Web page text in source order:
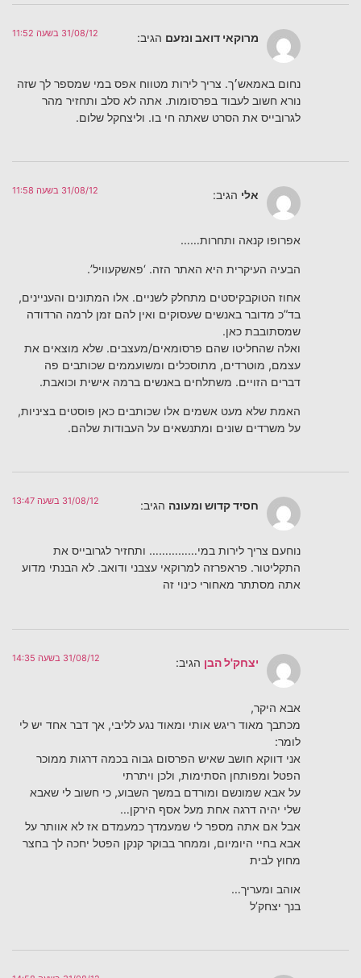
מרוקאי דואב ונזעם הגיב: 31/08/12 בשעה 11:52
נחום באמאש׳ך. צריך לירות מטווח אפס במי שמספר לך שזה
נורא חשוב לעבוד בפרסומות. אתה לא סלב ותחזיר מהר
לגרובייס את הסרט שאתה חי בו. וליצחקל שלום.
אלי הגיב: 31/08/12 בשעה 11:58
אפרופו קנאה ותחרות……
הבעיה העיקרית היא האתר הזה. ‘פאשקעוויל’.
אחוז הטוקבקיסטים מתחלק לשניים. אלו המתונים והעניינים,
בד”כ מדובר באנשים שעסוקים ואין להם זמן לרמה הרדודה
שמסתובבת כאן.
ואלה שהחליטו שהם פרסומאים/מעצבים. שלא מוצאים את
עצמם, מוטרדים, מתוסכלים ומשועממים שכותבים פה
דברים הזויים. משתלחים באנשים ברמה אישית וכואבת.
האמת שלא מעט אשמים אלו שכותבים כאן פוסטים בציניות,
על משרדים שונים ומתנשאים על העבודות שלהם.
חסיד קדוש ומעונה הגיב: 31/08/12 בשעה 13:47
נוחעם צריך לירות במי…………… ותחזיר לגרובייס את
התקליטור. פראפרזה למרוקאי עצבני ודואב. לא הבנתי מדוע
אתה מסתתר מאחורי כינוי זה
יצחק'ל הבן הגיב: 31/08/12 בשעה 14:35
אבא היקר,
מכתבך מאוד ריגש אותי ומאוד נגע לליבי, אך דבר אחד יש לי
לומר:
אני דווקא חושב שאיש הפרסום גבוה בכמה דרגות ממוכר
הפטל ומפותחן הסתימות, ולכן ויתרתי
על אבא שמונשם ומורדם במשך השבוע, כי חשוב לי שאבא
שלי יהיה דרגה אחת מעל אסף הירקן…
אבל אם אתה מספר לי שמעמדך כמעמדם אז לא אוותר על
אבא בחיי היומיום, וממחר בבוקר קנקן הפטל יחכה לך בחצר
מחוץ לבית
אוהב ומעריך…
בנך יצחק’ל